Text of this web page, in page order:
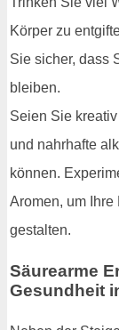
Körper zu
Sie sicher, dass
bleiben.
Seien Sie
und nahrhafte
können.
Aromen, um Ihre
gestalten.
Säurearme
Gesundheit